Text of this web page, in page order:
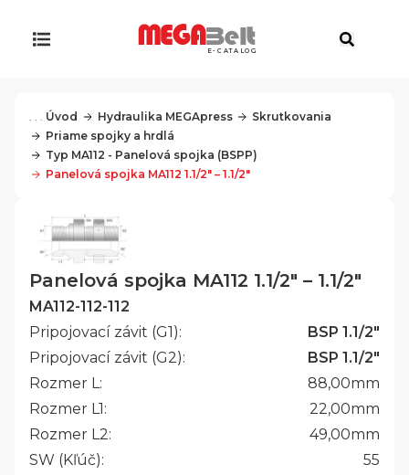
E-CATALOG
. . . Úvod Hydraulika MEGApress
Skrutkovania
Priame spojky a hrdlá
Typ MA112 - Panelová spojka (BSPP)
Panelová spojka MA112 1.1/2" – 1.1/2"
Panelová spojka MA112 1.1/2" – 1.1/2"
MA112-112-112
Pripojovací závit (G1):
BSP 1.1/2"
Pripojovací závit (G2):
BSP 1.1/2"
Rozmer L:
88,00mm
Rozmer L1:
22,00mm
Rozmer L2:
49,00mm
SW (Kľúč):
55